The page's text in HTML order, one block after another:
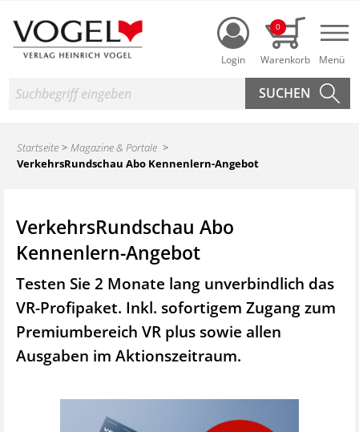
Login
0
Suche
Startseite
Magazine & Portale
VerkehrsRundschau Abo Kennenlern-Angebot
VerkehrsRundschau Abo
Kennenlern-Angebot
Testen Sie 2 Monate lang unverbindlich das
VR-Profipaket. Inkl. sofortigem Zugang zum
Premiumbereich VR plus sowie allen
Ausgaben im Aktionszeitraum.